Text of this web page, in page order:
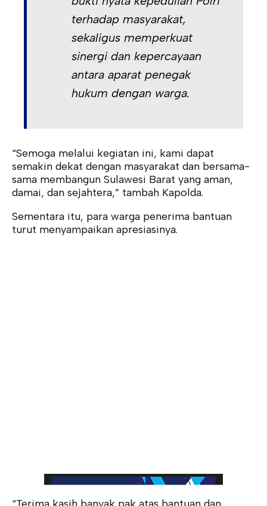
terhadap masyarakat,
sekaligus memperkuat
sinergi dan kepercayaan
antara aparat penegak
hukum dengan warga.
“Semoga melalui kegiatan ini, kami dapat
semakin dekat dengan masyarakat dan bersama-
sama membangun Sulawesi Barat yang aman,
damai, dan sejahtera,” tambah Kapolda.
Sementara itu, para warga penerima bantuan
turut menyampaikan apresiasinya.
“Terima kasih banyak pak atas bantuan dan